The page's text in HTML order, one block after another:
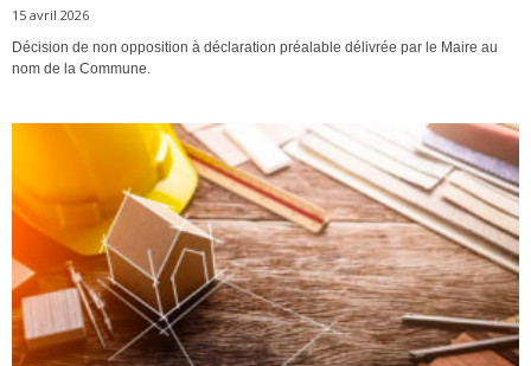
15 avril 2026
Décision de non opposition à déclaration préalable délivrée par le Maire au
nom de la Commune.